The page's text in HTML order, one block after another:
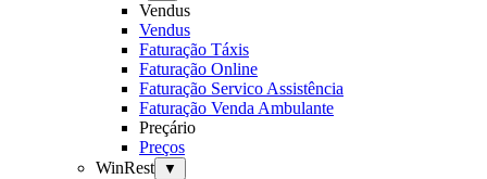
Vendus
Vendus
Faturação Táxis
Faturação Online
Faturação Servico Assistência
Faturação Venda Ambulante
Preçário
Preços
WinRest
▼